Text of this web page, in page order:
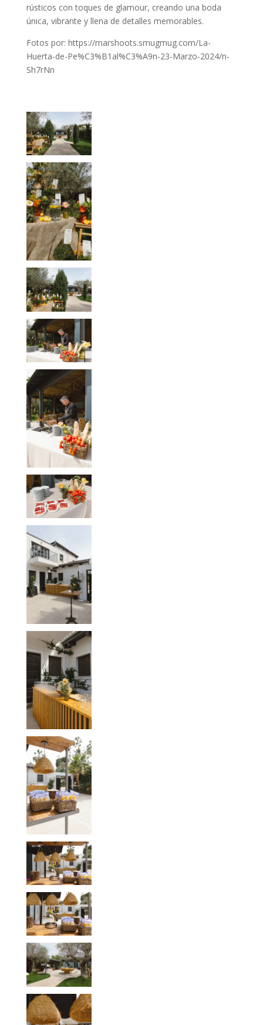
rústicos con toques de glamour, creando una boda
única, vibrante y llena de detalles memorables.
Fotos por: https://marshoots.smugmug.com/La-
Huerta-de-Pe%C3%B1al%C3%A9n-23-Marzo-2024/n-
Sh7rNn